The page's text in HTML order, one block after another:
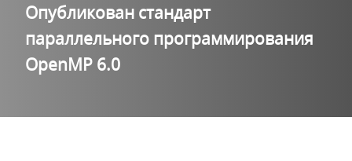
Опубликован стандарт
параллельного программирования
OpenMP 6.0